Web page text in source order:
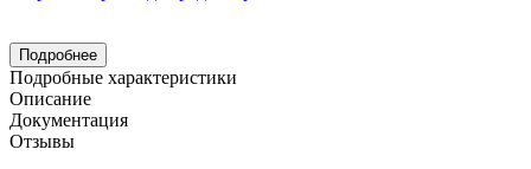
Подробнее
Подробные характеристики
Описание
Документация
Отзывы